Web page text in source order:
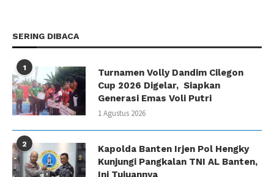
SERING DIBACA
1
Turnamen Volly Dandim Cilegon
Cup 2026 Digelar, Siapkan
Generasi Emas Voli Putri
1 Agustus 2026
2
Kapolda Banten Irjen Pol Hengky
Kunjungi Pangkalan TNI AL Banten,
Ini Tujuannya